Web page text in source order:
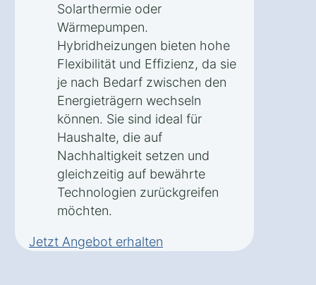
Solarthermie oder
Wärmepumpen.
Hybridheizungen bieten hohe
Flexibilität und Effizienz, da sie
je nach Bedarf zwischen den
Energieträgern wechseln
können. Sie sind ideal für
Haushalte, die auf
Nachhaltigkeit setzen und
gleichzeitig auf bewährte
Technologien zurückgreifen
möchten.
Jetzt Angebot erhalten